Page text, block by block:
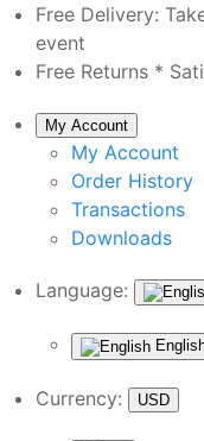
Free Delivery:
event
Free Returns *
My Account
My Account
Order History
Transactions
Downloads
Language:
Currency: USD